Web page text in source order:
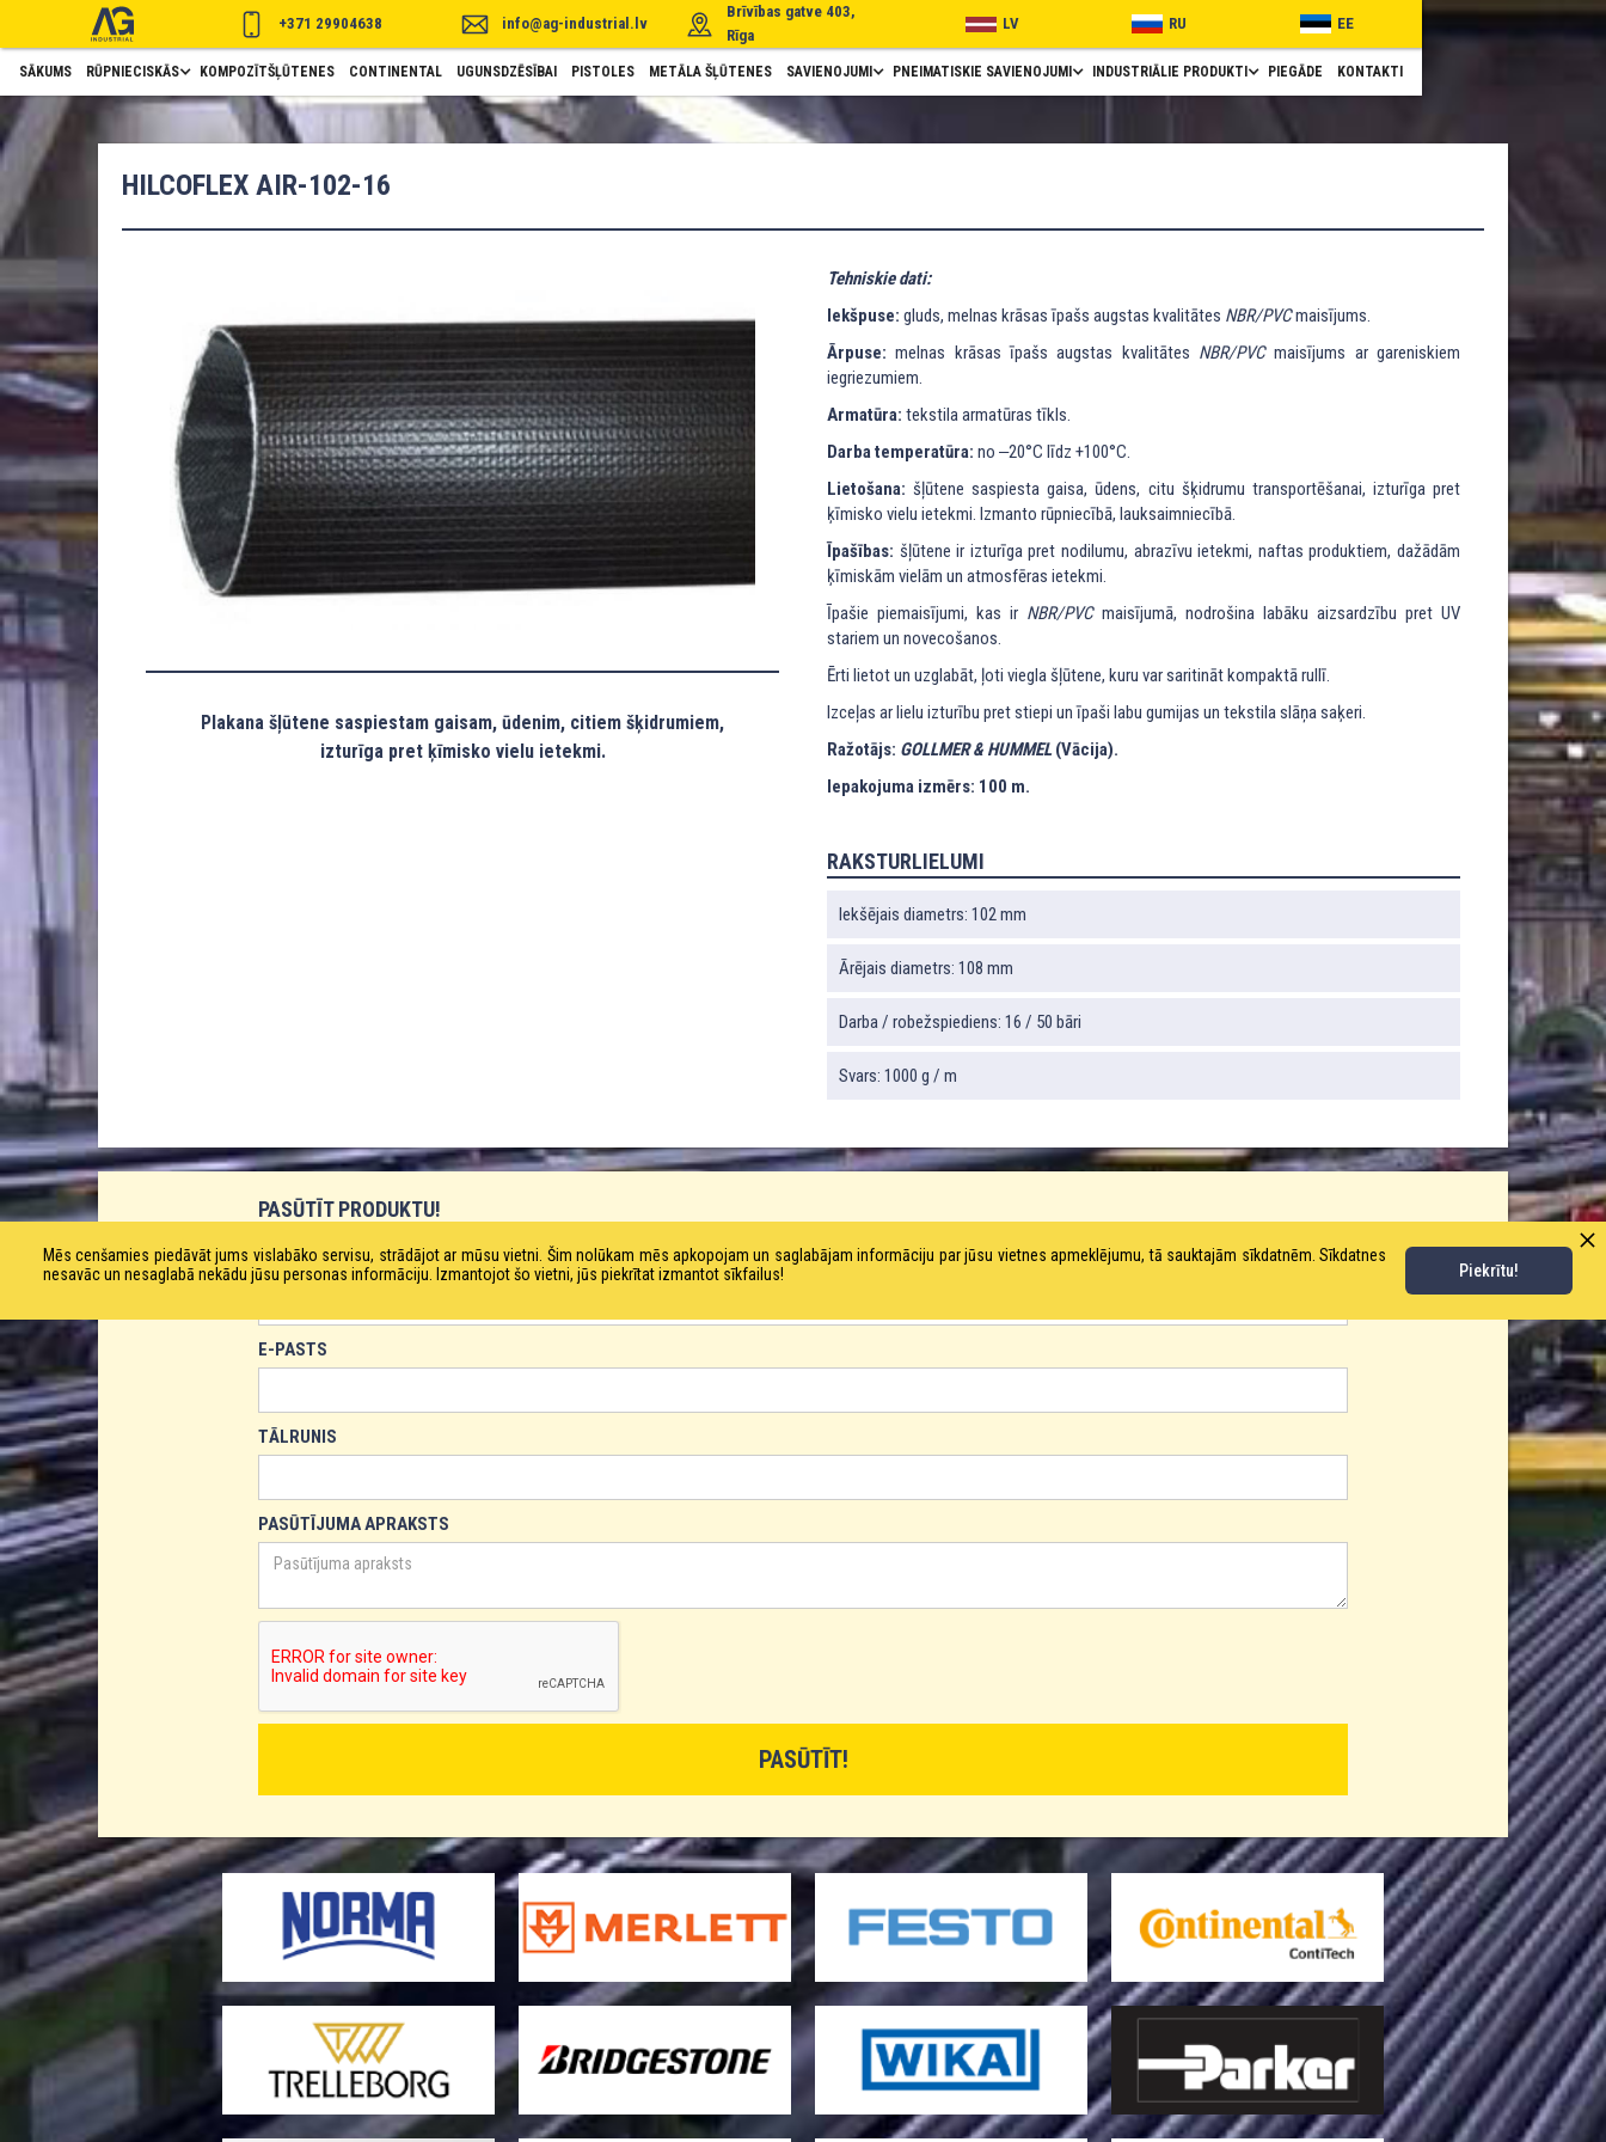
+371 29904638 info@ag-industrial.lv
Brīvības gatve 403,
Rīga
LV RU EE
SĀKUMS RŪPNIECISKĀS KOMPOZĪTŠĻŪTENES CONTINENTAL UGUNSDZĒSĪBAI PISTOLES METĀLA ŠĻŪTENES SAVIENOJUMI PNEIMATISKIE SAVIENOJUMI INDUSTRIĀLIE PRODUKTI PIEGĀDE KONTAKTI
HILCOFLEX AIR-102-16
Plakana šļūtene saspiestam gaisam, ūdenim, citiem šķidrumiem,
izturīga pret ķīmisko vielu ietekmi.
Tehniskie dati:
Iekšpuse: gluds, melnas krāsas īpašs augstas kvalitātes NBR/PVCmaisījums.
Ārpuse: melnas krāsas īpašs augstas kvalitātes NBR/PVCmaisījums ar gareniskiem
iegriezumiem.
Armatūra: tekstila armatūras tīkls.
Darba temperatūra: no ‒20°C līdz +100°C.
Lietošana: šļūtene saspiesta gaisa, ūdens, citu šķidrumu transportēšanai, izturīga pret
ķīmisko vielu ietekmi. Izmanto rūpniecībā, lauksaimniecībā.
Īpašības: šļūtene ir izturīga pret nodilumu, abrazīvu ietekmi, naftas produktiem, dažādām
ķīmiskām vielām un atmosfēras ietekmi.
Īpašie piemaisījumi, kas ir NBR/PVCmaisījumā, nodrošina labāku aizsardzību pret UV
stariem un novecošanos.
Ērti lietot un uzglabāt, ļoti viegla šļūtene, kuru var saritināt kompaktā rullī.
Izceļas ar lielu izturību pret stiepi un īpaši labu gumijas un tekstila slāņa saķeri.
Ražotājs: GOLLMER & HUMMEL (Vācija).
Iepakojuma izmērs: 100 m.
RAKSTURLIELUMI
Iekšējais diametrs: 102 mm
Ārējais diametrs: 108 mm
Darba / robežspiediens: 16 / 50 bāri
Svars: 1000 g / m
PASŪTĪT PRODUKTU!
VĀRDS
E-PASTS
TĀLRUNIS
PASŪTĪJUMA APRAKSTS
Mēs cenšamies piedāvāt jums vislabāko servisu, strādājot ar mūsu vietni. Šim nolūkam mēs apkopojam un saglabājam informāciju par jūsu vietnes apmeklējumu, tā sauktajām sīkdatnēm. Sīkdatnes
nesavāc un nesaglabā nekādu jūsu personas informāciju. Izmantojot šo vietni, jūs piekrītat izmantot sīkfailus!
Piekrītu!